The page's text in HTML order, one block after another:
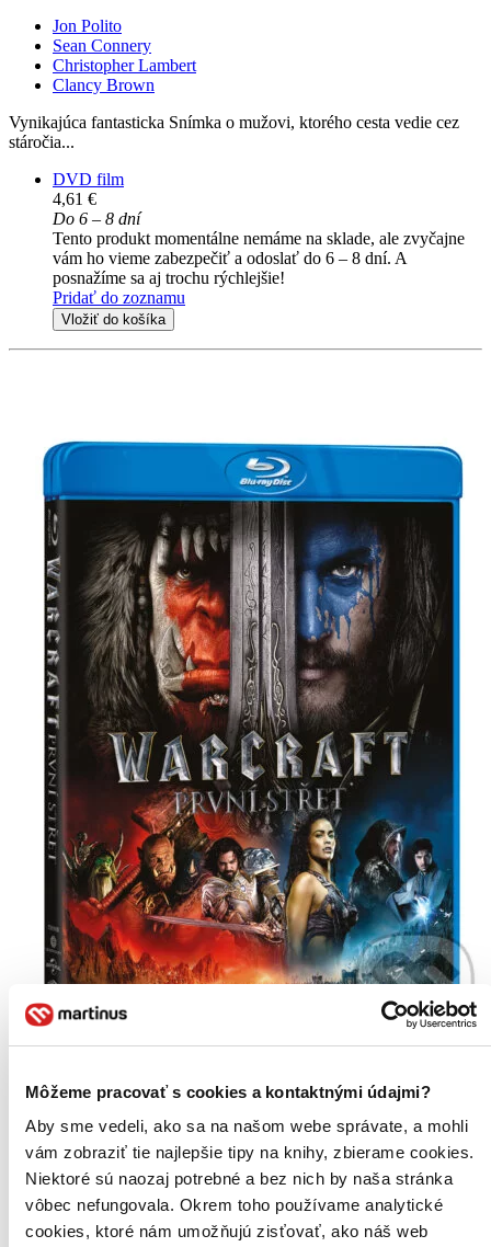
Môžeme pracovať s cookies a kontaktnými údajmi?
Aby sme vedeli, ako sa na našom webe správate, a mohli
vám zobraziť tie najlepšie tipy na knihy, zbierame cookies.
Niektoré sú naozaj potrebné a bez nich by naša stránka
vôbec nefungovala. Okrem toho používame analytické
cookies, ktoré nám umožňujú zisťovať, ako náš web
Jon Polito
Sean Connery
Christopher Lambert
Clancy Brown
Vynikajúca fantasticka Snímka o mužovi, ktorého cesta vedie cez
stáročia...
DVD film
4,61 €
Do 6 – 8 dní
Tento produkt momentálne nemáme na sklade, ale zvyčajne
vám ho vieme zabezpečiť a odoslať do 6 – 8 dní. A
posnažíme sa aj trochu rýchlejšie!
Pridať do zoznamu
Vložiť do košíka
CZ
Travis Fimmel
Paula Patton
Ben Foster
Dominic Cooper
Toby Kebbell
ďalší